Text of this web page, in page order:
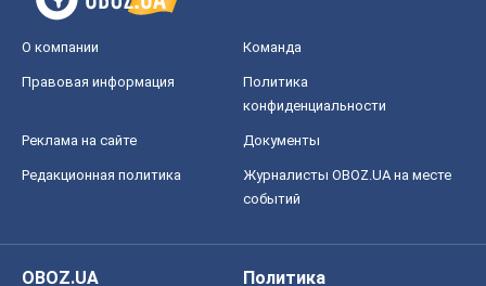
О компании Команда
Правовая информация
Политика
конфиденциальности
Реклама на сайте Документы
Редакционная политика
Журналисты OBOZ.UA на месте
событий
OBOZ.UA
Политика